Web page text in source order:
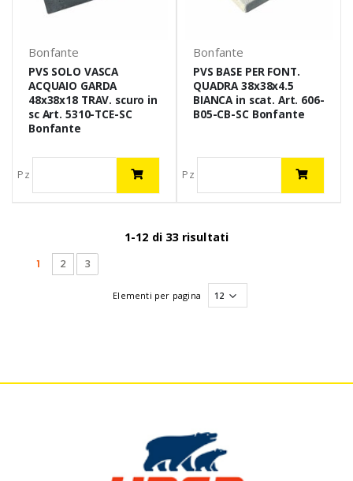
Bonfante
PVS SOLO VASCA
ACQUAIO GARDA
48x38x18 TRAV. scuro in
sc Art. 5310-TCE-SC
Bonfante
Pz
Bonfante
PVS BASE PER FONT.
QUADRA 38x38x4.5
BIANCA in scat. Art. 606-
B05-CB-SC Bonfante
Pz
1-12 di 33 risultati
1 (current)
2 3
Elementi per pagina